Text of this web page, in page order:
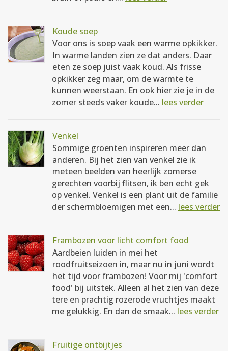
Koude soep
Voor ons is soep vaak een warme opkikker.
In warme landen zien ze dat anders. Daar
eten ze soep juist vaak koud. Als frisse
opkikker zeg maar, om de warmte te
kunnen weerstaan. En ook hier zie je in de
zomer steeds vaker koude... lees verder
Venkel
Sommige groenten inspireren meer dan
anderen. Bij het zien van venkel zie ik
meteen beelden van heerlijk zomerse
gerechten voorbij flitsen, ik ben echt gek
op venkel. Venkel is een plant uit de familie
der schermbloemigen met een... lees verder
Frambozen voor licht comfort food
Aardbeien luiden in mei het
roodfruitseizoen in, maar nu in juni wordt
het tijd voor frambozen! Voor mij 'comfort
food' bij uitstek. Alleen al het zien van deze
tere en prachtig rozerode vruchtjes maakt
me gelukkig. En dan de smaak... lees verder
Fruitige ontbijtjes